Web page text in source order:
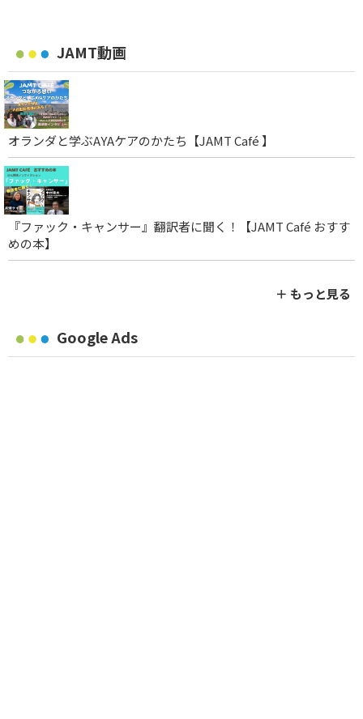
JAMT動画
オランダと学ぶAYAケアのかたち【JAMT Café 】
『ファック・キャンサー』翻訳者に聞く！【JAMT Café おすす
めの本】
＋ もっと見る
Google Ads